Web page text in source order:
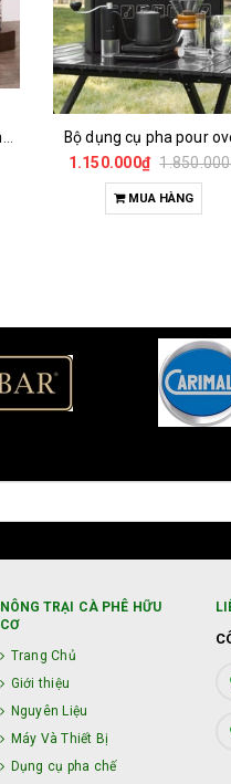
Bộ dụng cụ pha pour
1.150.000₫
MUA HÀNG
NÔNG TRẠI CÀ PHÊ HỮU
CƠ
Trang Chủ
Giới thiệu
Nguyên Liệu
Máy Và Thiết Bị
Dụng cụ pha chế